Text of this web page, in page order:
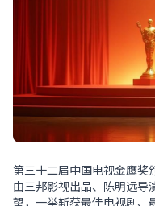
第三十二届中国电视金鹰奖
由三邦影视出品、陈明远导
望，一举斩获最佳电视剧、